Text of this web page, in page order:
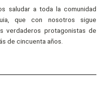
saludar a toda la comunidad
que con nosotros sigue
verdaderos protagonistas de
de cincuenta años.